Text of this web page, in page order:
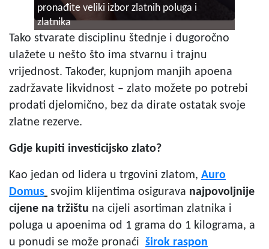
pronađite veliki izbor zlatnih poluga i
zlatnika
Tako stvarate disciplinu štednje i dugoročno
ulažete u nešto što ima stvarnu i trajnu
vrijednost. Također, kupnjom manjih apoena
zadržavate likvidnost – zlato možete po potrebi
prodati djelomično, bez da dirate ostatak svoje
zlatne rezerve.
Gdje kupiti investicijsko zlato?
Kao jedan od lidera u trgovini zlatom, Auro
Domus svojim klijentima osigurava najpovoljnije
cijene na tržištu na cijeli asortiman zlatnika i
poluga u apoenima od 1 grama do 1 kilograma, a
u ponudi se može pronaći širok raspon